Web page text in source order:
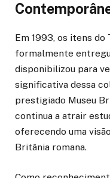
Em 1993, os itens
formalmente
disponibilizou para
significativa dessa
prestigiado Museu
continua a atrair
oferecendo uma
Britânia romana.